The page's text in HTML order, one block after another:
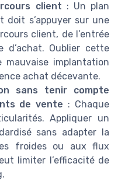
client : Un plan
doit s’appuyer sur une
client, de l’entrée
d’achat. Oublier cette
implantation
achat décevante.
sans tenir compte
de vente : Chaque
Appliquer un
sans adapter la
froides ou aux flux
limiter l’efficacité de